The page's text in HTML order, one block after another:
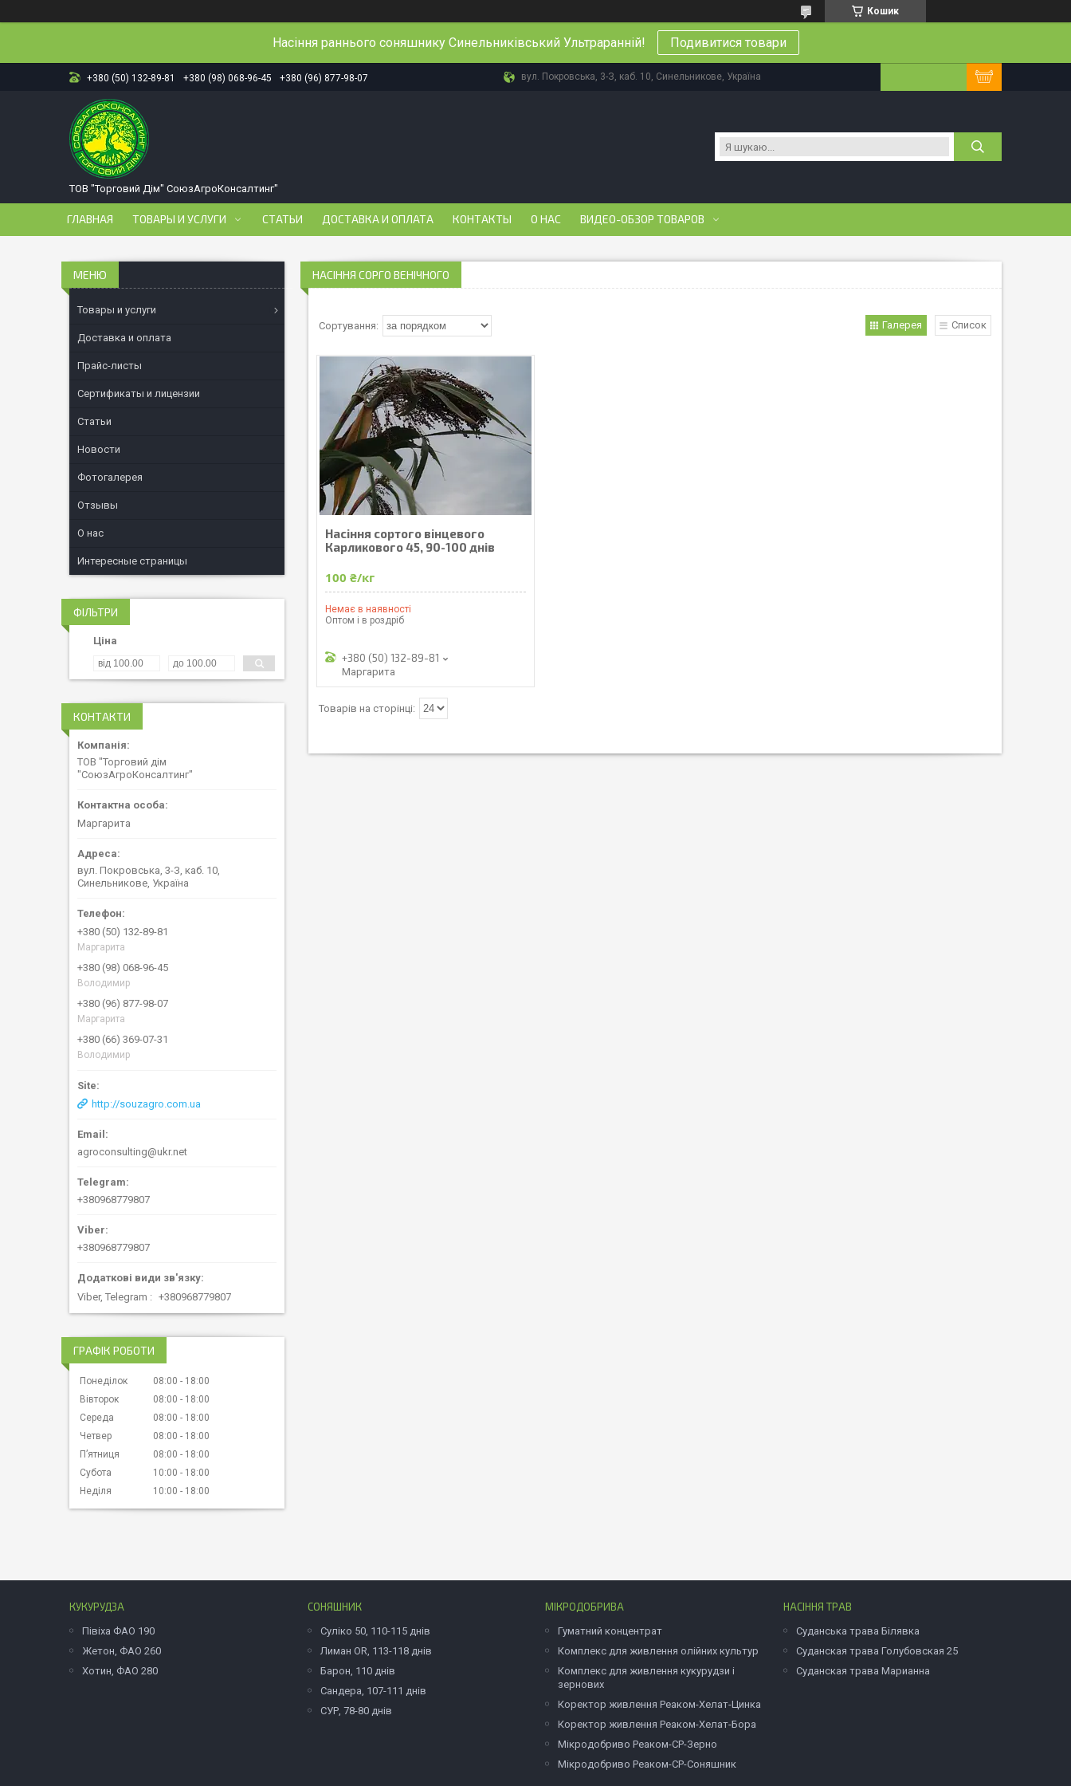
Кошик
Насіння раннього соняшнику Синельниківський Ультраранній! Подивитися товари
+380 (50) 132-89-81 +380 (98) 068-96-45 +380 (96) 877-98-07 вул. Покровська, 3-З, каб. 10, Синельникове, Україна
ТОВ "Торговий Дім" СоюзАгроКонсалтинг"
ГЛАВНАЯ ТОВАРЫ И УСЛУГИ СТАТЬИ ДОСТАВКА И ОПЛАТА КОНТАКТЫ О НАС ВИДЕО-ОБЗОР ТОВАРОВ
НАСІННЯ СОРГО ВЕНІЧНОГО
Галерея Список
Насіння сортого вінцевого
Карликового 45, 90-100 днів
100 ₴/кг
Немає в наявності
Оптом і в роздріб
+380 (50) 132-89-81
Маргарита
Товары и услуги
Доставка и оплата
Прайс-листы
Сертификаты и лицензии
Статьи
Новости
Фотогалерея
Отзывы
О нас
Интересные страницы
ФІЛЬТРИ
Ціна
КОНТАКТИ
ТОВ "Торговий дім
"СоюзАгроКонсалтинг"
Маргарита
вул. Покровська, 3-З, каб. 10,
Синельникове, Україна
+380 (50) 132-89-81
Маргарита
+380 (98) 068-96-45
Володимир
+380 (96) 877-98-07
Маргарита
+380 (66) 369-07-31
Володимир
http://souzagro.com.ua
agroconsulting@ukr.net
+380968779807
+380968779807
Viber, Telegram +380968779807
ГРАФІК РОБОТИ
Понеділок 08:00
18:00
Вівторок
08:00
18:00
Середа
08:00
18:00
Четвер
08:00
18:00
Пʼятниця
08:00
18:00
Субота
10:00
18:00
Неділя
10:00 18:00
КУКУРУДЗА
Півіха ФАО 190
Жетон, ФАО 260
Хотин, ФАО 280
СОНЯШНИК
Суліко 50, 110-115 днів
Лиман OR, 113-118 днів
Барон, 110 днів
Сандера, 107-111 днів
СУР, 78-80 днів
МІКРОДОБРИВА
Гуматний концентрат
Комплекс для живлення олійних культур
Комплекс для живлення кукурудзи і
зернових
Коректор живлення Реаком-Хелат-Цинка
Коректор живлення Реаком-Хелат-Бора
Мікродобриво Реаком-СР-Зерно
Мікродобриво Реаком-СР-Соняшник
НАСІННЯ ТРАВ
Суданська трава Білявка
Суданская трава Голубовская 25
Суданская трава Марианна